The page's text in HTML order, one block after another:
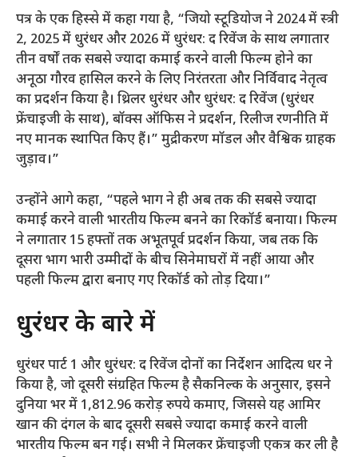
पत्र के एक हिस्से में कहा गया है, “जियो स्टूडियोज ने 2024 में स्त्री
2, 2025 में धुरंधर और 2026 में धुरंधर: द रिवेंज के साथ लगातार
तीन वर्षों तक सबसे ज्यादा कमाई करने वाली फिल्म होने का
अनूठा गौरव हासिल करने के लिए निरंतरता और निर्विवाद नेतृत्व
का प्रदर्शन किया है। थ्रिलर धुरंधर और धुरंधर: द रिवेंज (धुरंधर
फ्रेंचाइजी के साथ), बॉक्स ऑफिस ने प्रदर्शन, रिलीज रणनीति में
नए मानक स्थापित किए हैं।” मुद्रीकरण मॉडल और वैश्विक ग्राहक
जुड़ाव।”
उन्होंने आगे कहा, “पहले भाग ने ही अब तक की सबसे ज्यादा
कमाई करने वाली भारतीय फिल्म बनने का रिकॉर्ड बनाया। फिल्म
ने लगातार 15 हफ्तों तक अभूतपूर्व प्रदर्शन किया, जब तक कि
दूसरा भाग भारी उम्मीदों के बीच सिनेमाघरों में नहीं आया और
पहली फिल्म द्वारा बनाए गए रिकॉर्ड को तोड़ दिया।”
धुरंधर के बारे में
धुरंधर पार्ट 1 और धुरंधर: द रिवेंज दोनों का निर्देशन आदित्य धर ने
किया है, जो दूसरी संग्रहित फिल्म हैसैकनिल्क के अनुसार, इसने
दुनिया भर में 1,812.96 करोड़ रुपये कमाए, जिससे यह आमिर
खान की दंगल के बाद दूसरी सबसे ज्यादा कमाई करने वाली
भारतीय फिल्म बन गई। सभी ने मिलकर फ्रेंचाइजी एकत्र कर ली है